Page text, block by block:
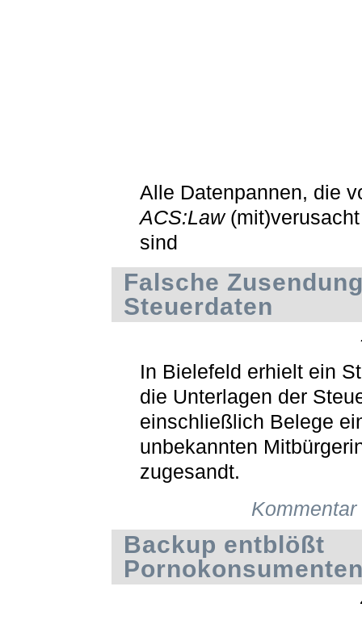
Alle Datenpannen, die
ACS:Law
sind
Falsche
Steuerdaten
In Bielefeld erhielt ein
die Unterlagen der
einschließlich Belege
unbekannten
zugesandt.
Backup entblößt